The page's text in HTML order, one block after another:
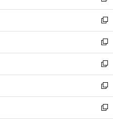
開
く
ウ
で
開
く
ン
ド
ウ
で
開
く
ウ
ィ
ン
ド
ウ
で
開
く
し
い
ウ
ィ
ン
ド
ウ
で
開
く
新
し
い
ウ
ィ
ン
ド
ウ
で
開
新
し
い
ウ
ィ
ン
ド
ウ
新
し
い
ウ
ィ
ン
新
し
い
ウ
新
し